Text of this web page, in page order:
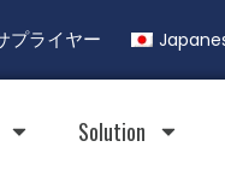
プライヤー
Solution